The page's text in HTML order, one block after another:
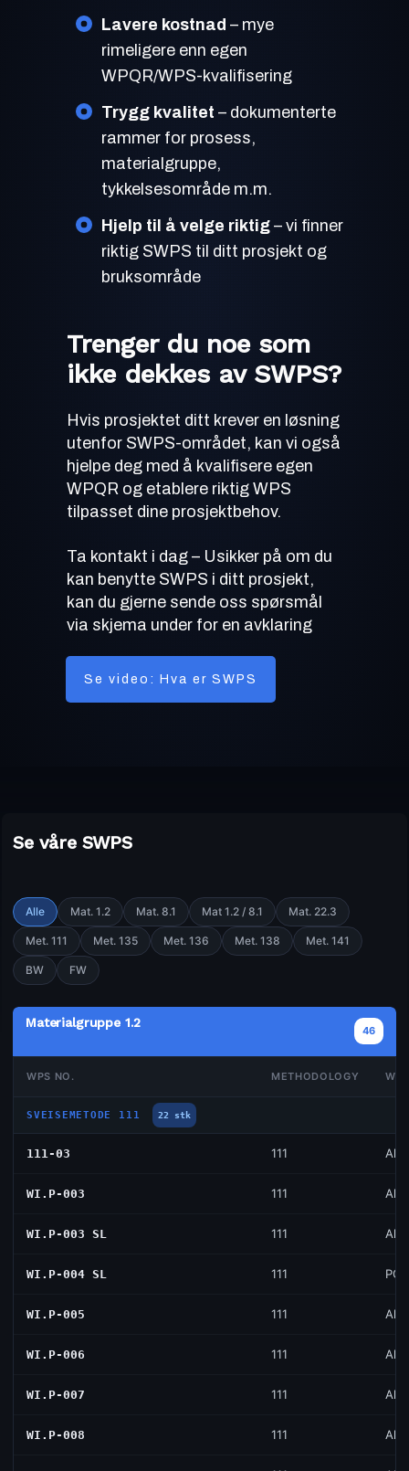
Lavere kostnad – mye
rimeligere enn egen
WPQR/WPS-kvalifisering
Trygg kvalitet – dokumenterte
rammer for prosess,
materialgruppe,
tykkelsesområde m.m.
Hjelp til å velge riktig– vi finner
riktig SWPS til ditt prosjekt og
bruksområde
Trenger du noe som
ikke dekkes av SWPS?
Hvis prosjektet ditt krever en løsning
utenfor SWPS-området, kan vi også
hjelpe deg med å kvalifisere egen
WPQR og etablere riktig WPS
tilpasset dine prosjektbehov.
Ta kontakt i dag – Usikker på om du
kan benytte SWPS i ditt prosjekt,
kan du gjerne sende oss spørsmål
via skjema under for en avklaring
Se video: Hva er SWPS
Se våre SWPS
Alle Mat. 1.2 Mat. 8.1 Mat 1.2 / 8.1 Mat. 22.3
Met. 111 Met. 135 Met. 136 Met. 138 Met. 141
BW FW
Materialgruppe 1.2
46
WPS NO. METHODOLOGY
SVEISEMETODE 111 22 stk
111-03 111 All
WI.P-003 111 All
WI.P-003 SL 111 All
WI.P-004 SL 111 PG
WI.P-005 111 All
WI.P-006 111 All
WI.P-007 111 All
WI.P-008 111 All